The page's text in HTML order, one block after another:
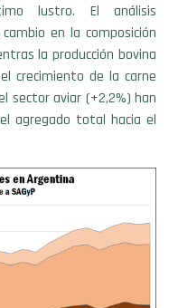
la producción bovina
crecimiento de la carne
sector aviar (+2,2%) han
agregado total hacia el